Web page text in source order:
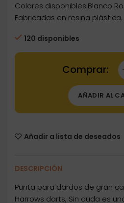
Colores disponibles:Blanco
Fabricadas en resina plástica.
120 disponibles
Dartstore Puntas
AÑADIR AL
Añadir a lista de deseados
DESCRIPCIÓN
Punta para dardos de gran
Harrows darts, Sin duda es